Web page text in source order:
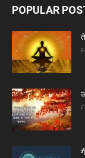
POPULAR